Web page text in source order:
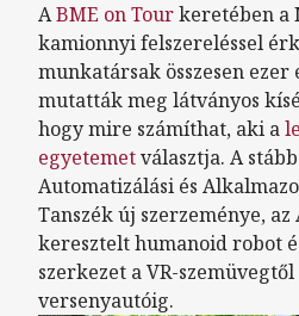
ABME on Tourkeretében a
kamionnyi felszereléssel
munkatársak összesen
mutatták meg látványos
hogy mire számíthat, aki a
egyetemetválasztja. A
Automatizálási és
Tanszék új szerzeménye,
keresztelt humanoid robot
szerkezet a VR-
versenyautóig.